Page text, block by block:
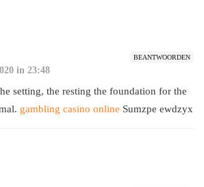
BEANTWOORDEN
in 23:48
setting, the resting the foundation for the
gambling casino online Sumzpe ewdzyx